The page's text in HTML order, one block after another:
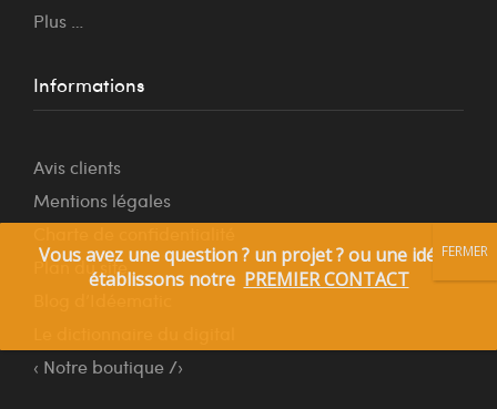
Plus …
Informations
Avis clients
Mentions légales
Plan du site
‹ Notre boutique /›